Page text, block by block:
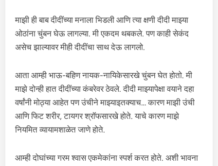
माझी ही बाब दीदींच्या मनाला भिडली आणि त्या क्षणी दीदी माझ्या
ओठांना चुंबन घेऊ लागल्या. मी एकदम थबकले. पण काही सेकंद
असेच झाल्यावर मीही दीदींचा साथ देऊ लागलो.
आता आम्ही भाऊ-बहिण नायक-नायिकेसारखे चुंबन घेत होतो. मी
माझे दोन्ही हात दीदींच्या कंबरेवर ठेवले. दीदी माझ्यापेक्षा वयाने दहा
वर्षांनी मोठ्या आहेत पण उंचीने माझ्याइतक्याच… कारण माझी उंची
आणि फिट शरीर, टायगर श्रॉफसारखे होते. याचे कारण माझे
नियमित व्यायामशाळेत जाणे होते.
आम्ही दोघांच्या गरम श्वास एकमेकांना स्पर्श करत होते. अशी भावना